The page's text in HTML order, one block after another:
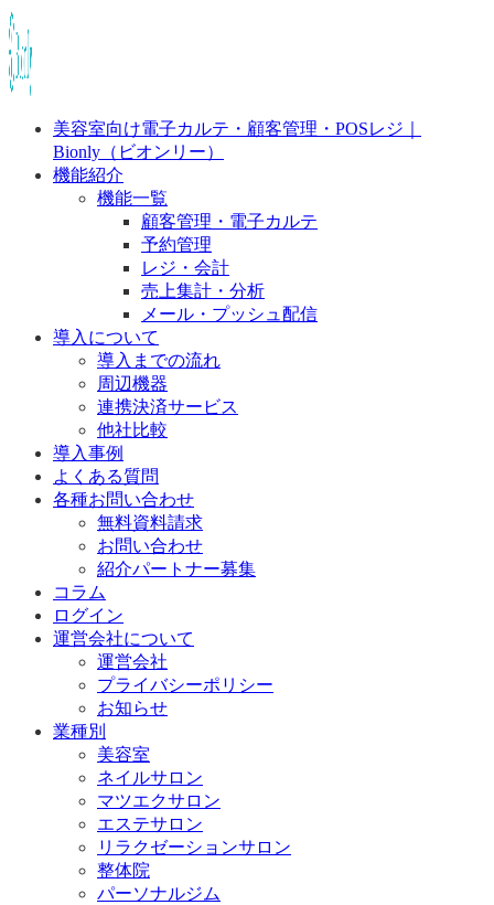
美容室向け電子カルテ・顧客管理・POSレジ｜
Bionly（ビオンリー）
機能紹介
機能一覧
顧客管理・電子カルテ
予約管理
レジ・会計
売上集計・分析
メール・プッシュ配信
導入について
導入までの流れ
周辺機器
連携決済サービス
他社比較
導入事例
よくある質問
各種お問い合わせ
無料資料請求
お問い合わせ
紹介パートナー募集
コラム
ログイン
運営会社について
運営会社
プライバシーポリシー
お知らせ
業種別
美容室
ネイルサロン
マツエクサロン
エステサロン
リラクゼーションサロン
整体院
パーソナルジム